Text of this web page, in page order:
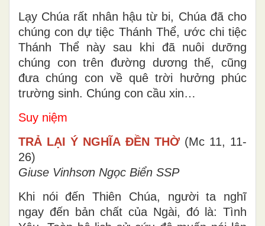
Lạy Chúa rất nhân hậu từ bi, Chúa đã cho
chúng con dự tiệc Thánh Thể, ước chi tiệc
Thánh Thể này sau khi đã nuôi dưỡng
chúng con trên đường dương thế, cũng
đưa chúng con về quê trời hưởng phúc
trường sinh. Chúng con cầu xin…
Suy niệm
TRẢ LẠI Ý NGHĨA ĐỀN THỜ (Mc 11, 11-
26)
Giuse Vinhsơn Ngọc Biển SSP
Khi nói đến Thiên Chúa, người ta nghĩ
ngay đến bản chất của Ngài, đó là: Tình